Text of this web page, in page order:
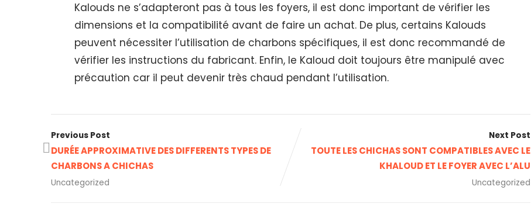
Kalouds ne s’adapteront pas à tous les foyers, il est donc important de vérifier les
dimensions et la compatibilité avant de faire un achat. De plus, certains Kalouds
peuvent nécessiter l’utilisation de charbons spécifiques, il est donc recommandé de
vérifier les instructions du fabricant. Enfin, le Kaloud doit toujours être manipulé avec
précaution car il peut devenir très chaud pendant l’utilisation.
Previous Post
DURÉE APPROXIMATIVE DES DIFFERENTS TYPES DE
CHARBONS A CHICHAS
Uncategorized
Next Post
TOUTE LES CHICHAS SONT COMPATIBLES AVEC LE
KHALOUD ET LE FOYER AVEC L’ALU
Uncategorized